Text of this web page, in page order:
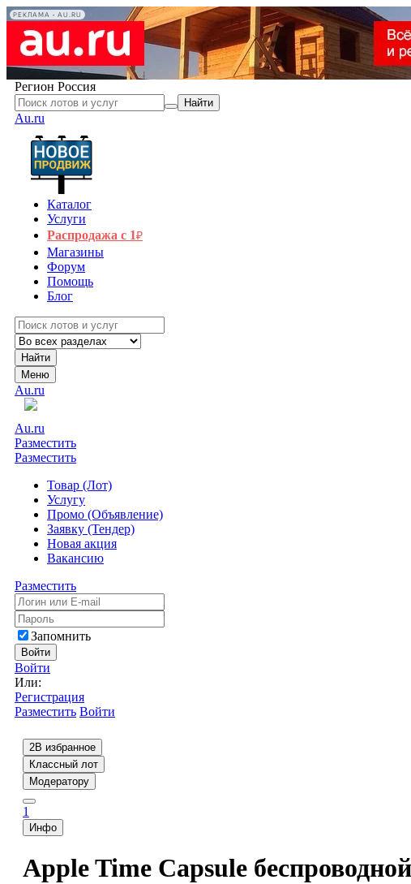
РЕКЛАМА • AU.RU
Регион Россия
Найти
Au.ru
Каталог
Услуги
Распродажа с 1₽
Магазины
Форум
Помощь
Блог
Найти
Меню
Au.ru
Au.ru
Разместить
Разместить
Товар (Лот)
Услугу
Промо (Объявление)
Заявку (Тендер)
Новая акция
Вакансию
Разместить
Запомнить
Войти
Войти
Или:
Регистрация
Разместить Войти
2В избранное
Классный лот
Модератору
1
Инфо
Apple Time Capsule